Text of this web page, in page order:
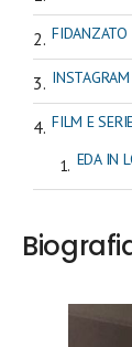
FIDANZATO
INSTAGRAM
FILM E
EDA IN